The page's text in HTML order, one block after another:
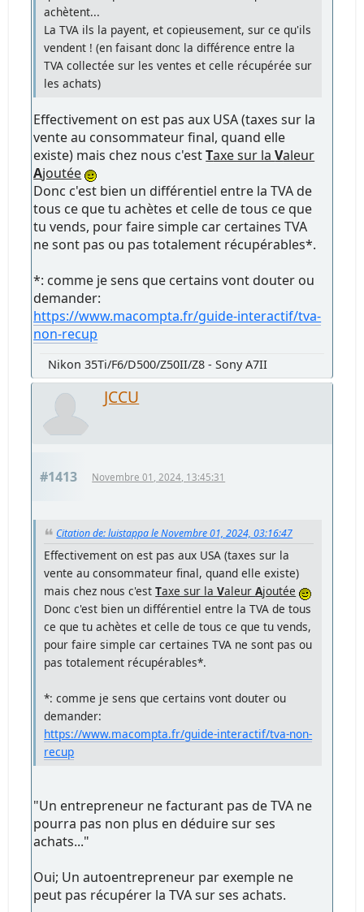
achètent...
La TVA ils la payent, et copieusement, sur ce qu'ils
vendent ! (en faisant donc la différence entre la
TVA collectée sur les ventes et celle récupérée sur
les achats)
Effectivement on est pas aux USA (taxes sur la
vente au consommateur final, quand elle
existe) mais chez nous c'estTaxe sur laValeur
Ajoutée
Donc c'est bien un différentiel entre la TVA de
tous ce que tu achètes et celle de tous ce que
tu vends, pour faire simple car certaines TVA
ne sont pas ou pas totalement récupérables*.
*: comme je sens que certains vont douter ou
demander:
https://www.macompta.fr/guide-interactif/tva-
non-recup
Nikon 35Ti/F6/D500/Z50II/Z8 - Sony A7II
JCCU
#1413 Novembre 01, 2024, 13:45:31
Citation de: luistappa le Novembre 01, 2024, 03:16:47
Effectivement on est pas aux USA (taxes sur la
vente au consommateur final, quand elle existe)
mais chez nous c'estTaxe sur laValeurAjoutée
Donc c'est bien un différentiel entre la TVA de tous
ce que tu achètes et celle de tous ce que tu vends,
pour faire simple car certaines TVA ne sont pas ou
pas totalement récupérables*.
*: comme je sens que certains vont douter ou
demander:
https://www.macompta.fr/guide-interactif/tva-non-
recup
"Un entrepreneur ne facturant pas de TVA ne
pourra pas non plus en déduire sur ses
achats..."
Oui; Un autoentrepreneur par exemple ne
peut pas récupérer la TVA sur ses achats.